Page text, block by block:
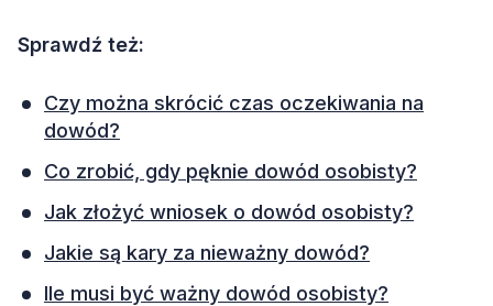
Sprawdź też:
Czy można skrócić czas oczekiwania na
dowód?
Co zrobić, gdy pęknie dowód osobisty?
Jak złożyć wniosek o dowód osobisty?
Jakie są kary za nieważny dowód?
Ile musi być ważny dowód osobisty?